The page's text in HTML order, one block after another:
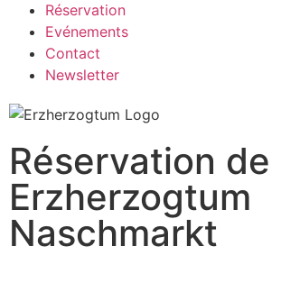
Réservation
Evénements
Contact
Newsletter
Réservation
Erzherzogtum
Naschmarkt